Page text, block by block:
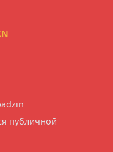
публичной